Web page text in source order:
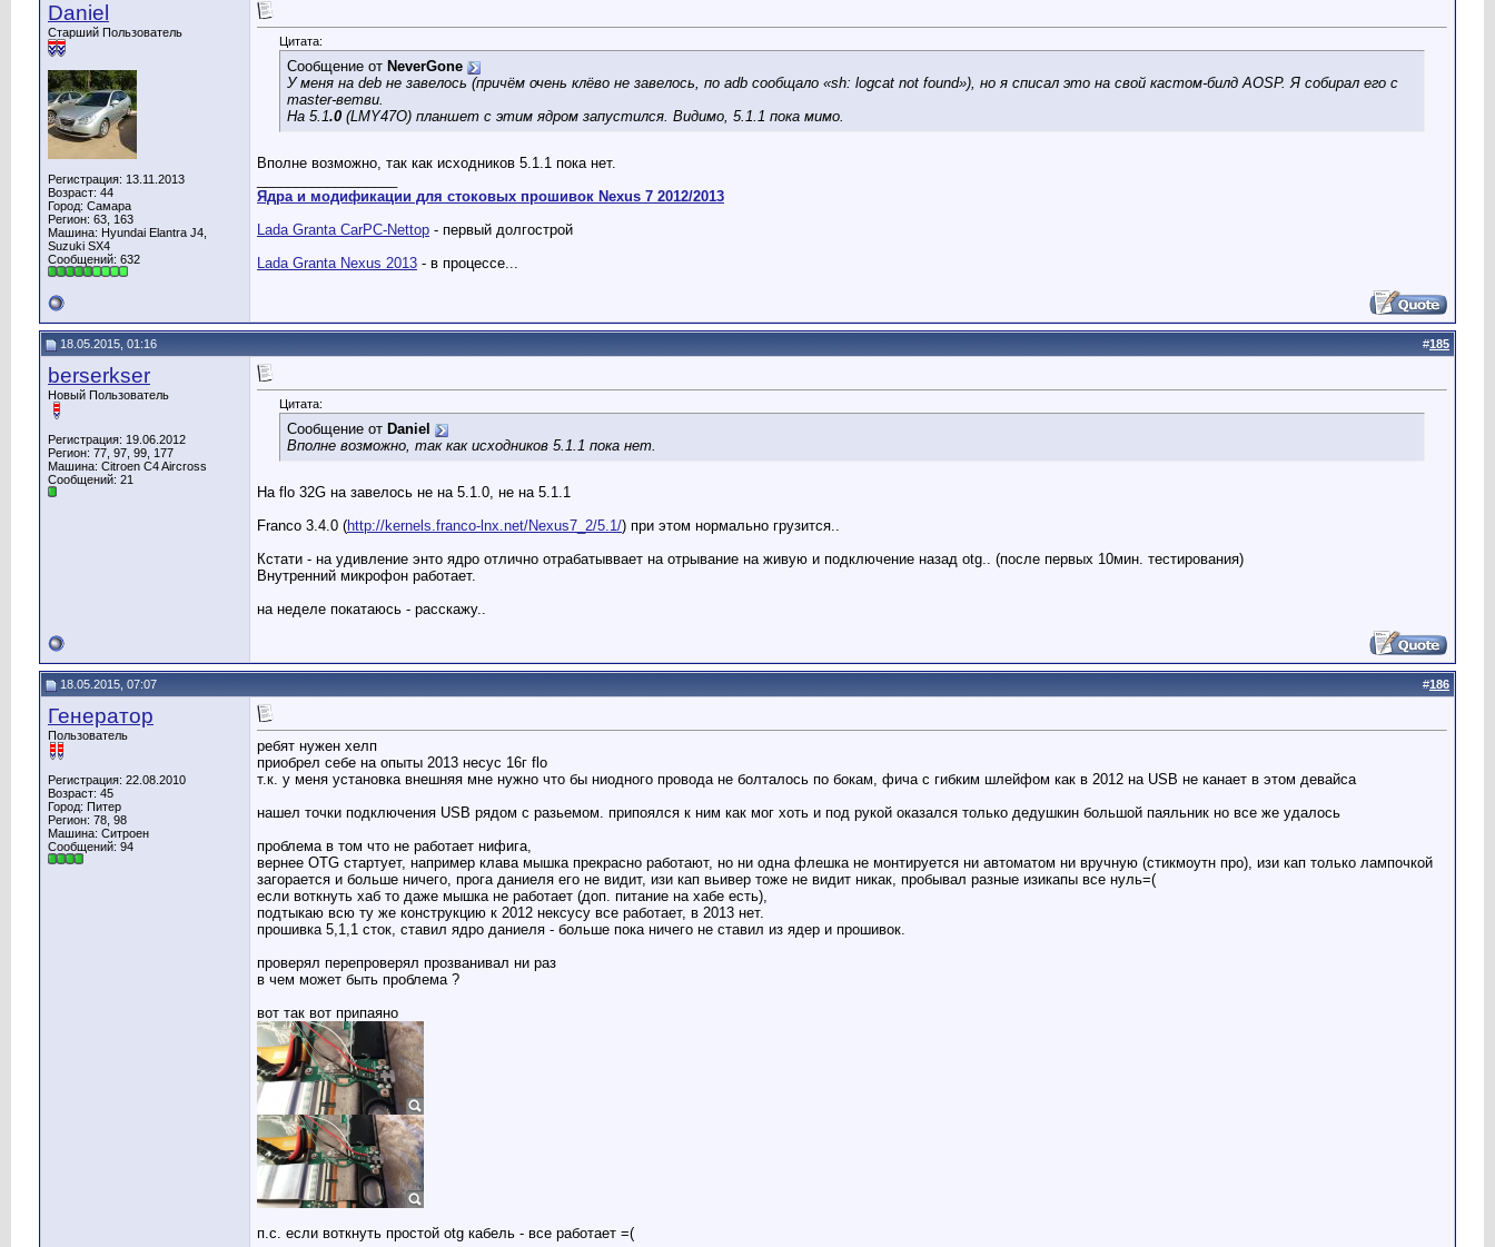
Daniel
Старший Пользователь
Регистрация: 13.11.2013
Возраст: 44
Город: Самара
Регион: 63, 163
Машина: Hyundai Elantra J4,
Suzuki SX4
Сообщений: 632
Цитата:
Сообщение от NeverGone
У меня на deb не завелось (причём очень клёво не завелось, по adb сообщало «sh: logcat not found»), но я списал это на свой кастом-билд AOSP. Я собирал его с
master-ветви.
На 5.1.0 (LMY47O) планшет с этим ядром запустился. Видимо, 5.1.1 пока мимо.
Вполне возможно, так как исходников 5.1.1 пока нет.
Ядра и модификации для стоковых прошивок Nexus 7 2012/2013
Lada Granta CarPC-Nettop - первый долгострой
Lada Granta Nexus 2013 - в процессе...
18.05.2015, 01:16 #185
berserkser
Новый Пользователь
Регистрация: 19.06.2012
Регион: 77, 97, 99, 177
Машина: Citroen C4 Aircross
Сообщений: 21
Цитата:
Сообщение от Daniel
Вполне возможно, так как исходников 5.1.1 пока нет.
На flo 32G на завелось не на 5.1.0, не на 5.1.1
Franco 3.4.0 (http://kernels.franco-lnx.net/Nexus7_2/5.1/) при этом нормально грузится..
Кстати - на удивление энто ядро отлично отрабатыввает на отрывание на живую и подключение назад otg.. (после первых 10мин. тестирования)
Внутренний микрофон работает.
на неделе покатаюсь - расскажу..
18.05.2015, 07:07 #186
Генератор
Пользователь
Регистрация: 22.08.2010
Возраст: 45
Город: Питер
Регион: 78, 98
Машина: Ситроен
Сообщений: 94
ребят нужен хелп
приобрел себе на опыты 2013 несус 16г flo
т.к. у меня установка внешняя мне нужно что бы ниодного провода не болталось по бокам, фича с гибким шлейфом как в 2012 на USB не канает в этом девайса
нашел точки подключения USB рядом с разьемом. припоялся к ним как мог хоть и под рукой оказался только дедушкин большой паяльник но все же удалось
проблема в том что не работает нифига,
вернее OTG стартует, например клава мышка прекрасно работают, но ни одна флешка не монтируется ни автоматом ни вручную (стикмоутн про), изи кап только лампочкой
загорается и больше ничего, прога даниеля его не видит, изи кап вьивер тоже не видит никак, пробывал разные изикапы все нуль=(
если воткнуть хаб то даже мышка не работает (доп. питание на хабе есть),
подтыкаю всю ту же конструкцию к 2012 нексусу все работает, в 2013 нет.
прошивка 5,1,1 сток, ставил ядро даниеля - больше пока ничего не ставил из ядер и прошивок.
проверял перепроверял прозванивал ни раз
в чем может быть проблема ?
вот так вот припаяно
п.с. если воткнуть простой otg кабель - все работает =(